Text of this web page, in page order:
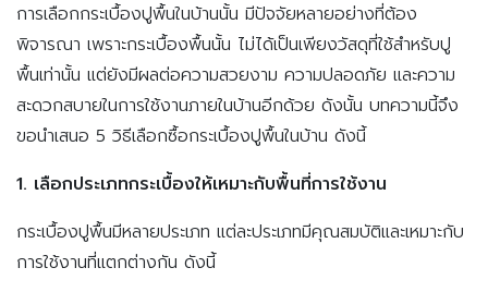
การเลือกกระเบื้องปูพื้นในบ้านนั้น มีปัจจัยหลายอย่างที่ต้อง
พิจารณา เพราะกระเบื้องพื้นนั้น ไม่ได้เป็นเพียงวัสดุที่ใช้สำหรับปู
พื้นเท่านั้น แต่ยังมีผลต่อความสวยงาม ความปลอดภัย และความ
สะดวกสบายในการใช้งานภายในบ้านอีกด้วย ดังนั้น บทความนี้จึง
ขอนำเสนอ 5 วิธีเลือกซื้อกระเบื้องปูพื้นในบ้าน ดังนี้
1. เลือกประเภทกระเบื้องให้เหมาะกับพื้นที่การใช้งาน
กระเบื้องปูพื้นมีหลายประเภท แต่ละประเภทมีคุณสมบัติและเหมาะกับ
การใช้งานที่แตกต่างกัน ดังนี้